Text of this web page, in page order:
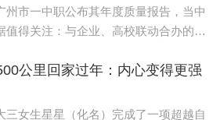
州市一中职公布其年度质量报告，当中
值得关注：与企业、高校联动合办的订
，2022学年订单班学员人数近乎腰
公里回家过年：内心变得更强
三女生星星（化名）完成了一项超越自